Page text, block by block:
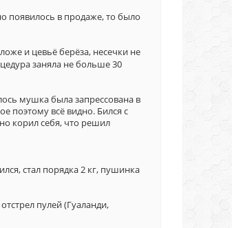
появилось в продаже, то было
и цевьё берёза, несечки не
заняла не больше 30
мушка была запрессована в
поэтому всё видно. Бился с
корил себя, что решил
стал порядка 2 кг, пушинка
пулей (Гуаланди,